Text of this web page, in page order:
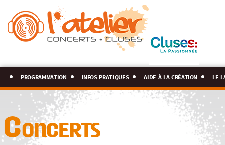
programmation infos pratiques aide à la création le
Concerts